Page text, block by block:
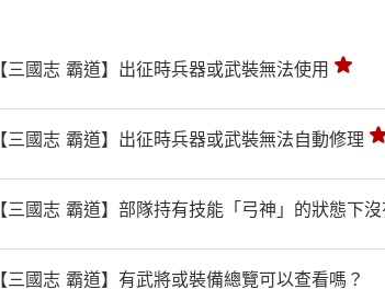
【三國志 霸道】出征時兵器或武裝無法使用
【三國志 霸道】出征時兵器或武裝無法自動修理
【三國志 霸道】部隊持有技能「弓神」的狀態下
【三國志 霸道】有武將或裝備總覽可以查看嗎？